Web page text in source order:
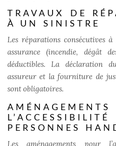
TRAVAUX DE
À UN SINISTRE
Les réparations consécutives
assurance (incendie, dégât
déductibles. La déclaration
assureur et la fourniture de
sont obligatoires.
PERSONNES
Les aménagements pour